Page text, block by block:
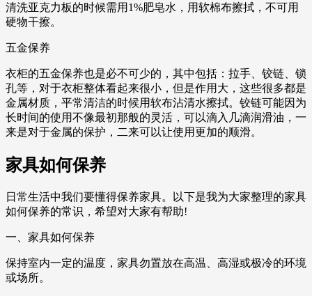
清洗亚克力板的时候需用1%肥皂水，用软棉布擦拭，不可用
硬物干擦。
五金保养
衣柜的五金保养也是必不可少的，其中包括：拉手、铰链、锁
孔等，对于衣柜整体看起来很小，但是作用大，这些很多都是
金属材质，平常清洁的时候用软布沾清水擦拭。铰链可能因为
长时间的使用不像最初那般的灵活，可以滴入几滴润滑油，一
来是对于金属的保护，二来可以让使用更加的顺滑。
家具如何保养
日常生活中我们要懂得保养家具。以下是我为大家整理的家具
如何保养的常识，希望对大家有帮助!
一、家具如何保养
保持室内一定的温度，家具勿置放在高温、高湿或极冷的环境
或场所。